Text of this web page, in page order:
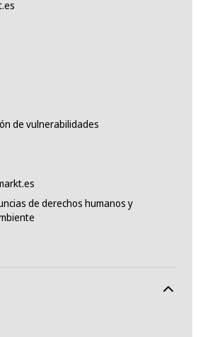
de vulnerabilidades
de derechos humanos y